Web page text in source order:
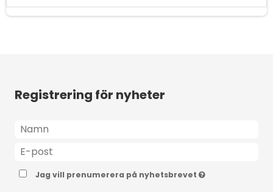
Registrering för nyheter
Jag vill prenumerera på nyhetsbrevet